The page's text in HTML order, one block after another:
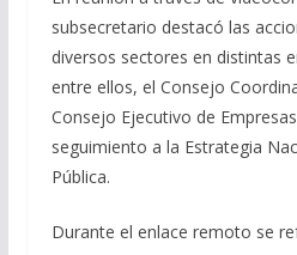
últimos cinco años, es
253 millones de litros
litros. Estos resultados
productiva —en
productores
como cebada, trigo y
inocuidad de la
ampliar la presencia de
en los mercados
subsecretario destacó las
diversos sectores en distintas
entre ellos, el Consejo
Consejo Ejecutivo de
seguimiento a la Estrategia
Pública.
Durante el enlace remoto se